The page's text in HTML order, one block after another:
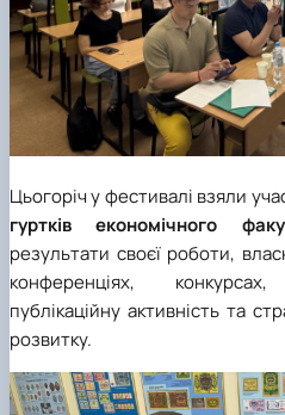
Цьогоріч у фестивалі взяли
гуртків економічного
результати своєї роботи,
конференціях,
публікаційну активність та
розвитку.